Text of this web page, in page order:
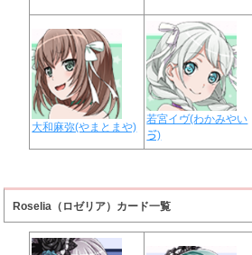
大和麻弥(やまとまや)
若宮イヴ(わかみやい
ゔ)
Roselia（ロゼリア）カード一覧